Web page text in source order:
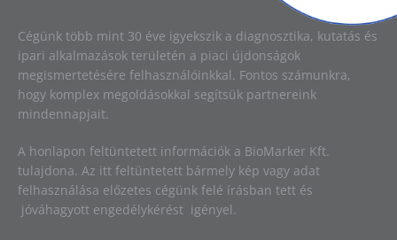
Cégünk több mint 30 éve igyekszik a diagnosztika, kutatás és
ipari alkalmazások területén a piaci újdonságok
megismertetésére felhasználóinkkal. Fontos számunkra,
hogy komplex megoldásokkal segítsük partnereink
mindennapjait.
A honlapon feltüntetett információk a BioMarker Kft.
tulajdona. Az itt feltüntetett bármely kép vagy adat
felhasználása előzetes cégünk felé írásban tett és
jóváhagyott engedélykérést igényel.